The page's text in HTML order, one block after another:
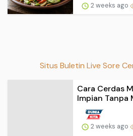
2 weeks ago
Situs Buletin Live Sore
Cara Cerdas
Impian Tanpa
2 weeks ago